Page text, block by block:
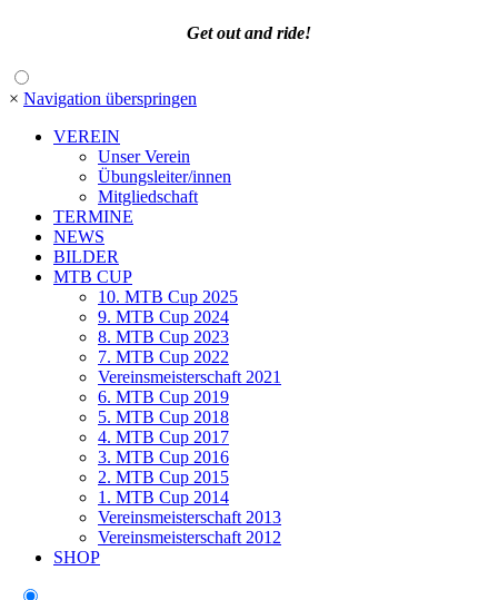
Get out and ride!
× Navigation überspringen
VEREIN
Unser Verein
Übungsleiter/innen
Mitgliedschaft
TERMINE
NEWS
BILDER
MTB CUP
10. MTB Cup 2025
9. MTB Cup 2024
8. MTB Cup 2023
7. MTB Cup 2022
Vereinsmeisterschaft 2021
6. MTB Cup 2019
5. MTB Cup 2018
4. MTB Cup 2017
3. MTB Cup 2016
2. MTB Cup 2015
1. MTB Cup 2014
Vereinsmeisterschaft 2013
Vereinsmeisterschaft 2012
SHOP